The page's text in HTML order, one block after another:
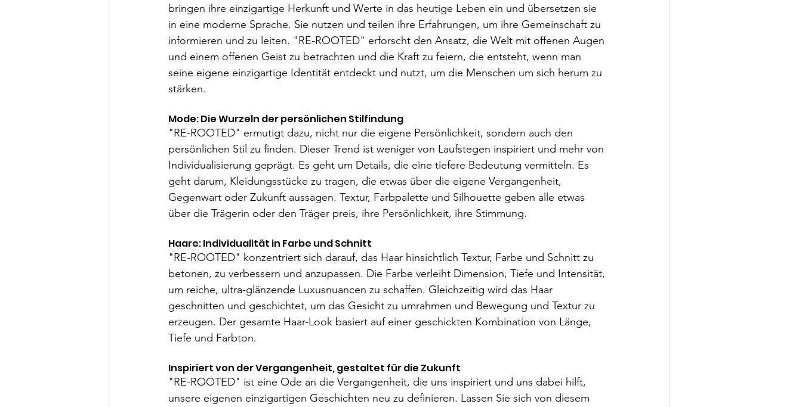
bringen ihre einzigartige Herkunft und Werte in das heutige Leben ein und übersetzen sie
in eine moderne Sprache. Sie nutzen und teilen ihre Erfahrungen, um ihre Gemeinschaft zu
informieren und zu leiten. "RE-ROOTED" erforscht den Ansatz, die Welt mit offenen Augen
und einem offenen Geist zu betrachten und die Kraft zu feiern, die entsteht, wenn man
seine eigene einzigartige Identität entdeckt und nutzt, um die Menschen um sich herum zu
stärken.
Mode: Die Wurzeln der persönlichen Stilfindung
"RE-ROOTED" ermutigt dazu, nicht nur die eigene Persönlichkeit, sondern auch den
persönlichen Stil zu finden. Dieser Trend ist weniger von Laufstegen inspiriert und mehr von
Individualisierung geprägt. Es geht um Details, die eine tiefere Bedeutung vermitteln. Es
geht darum, Kleidungsstücke zu tragen, die etwas über die eigene Vergangenheit,
Gegenwart oder Zukunft aussagen. Textur, Farbpalette und Silhouette geben alle etwas
über die Trägerin oder den Träger preis, ihre Persönlichkeit, ihre Stimmung.
Haare: Individualität in Farbe und Schnitt
"RE-ROOTED" konzentriert sich darauf, das Haar hinsichtlich Textur, Farbe und Schnitt zu
betonen, zu verbessern und anzupassen. Die Farbe verleiht Dimension, Tiefe und Intensität,
um reiche, ultra-glänzende Luxusnuancen zu schaffen. Gleichzeitig wird das Haar
geschnitten und geschichtet, um das Gesicht zu umrahmen und Bewegung und Textur zu
erzeugen. Der gesamte Haar-Look basiert auf einer geschickten Kombination von Länge,
Tiefe und Farbton.
Inspiriert von der Vergangenheit, gestaltet für die Zukunft
"RE-ROOTED" ist eine Ode an die Vergangenheit, die uns inspiriert und uns dabei hilft,
unsere eigenen einzigartigen Geschichten neu zu definieren. Lassen Sie sich von diesem